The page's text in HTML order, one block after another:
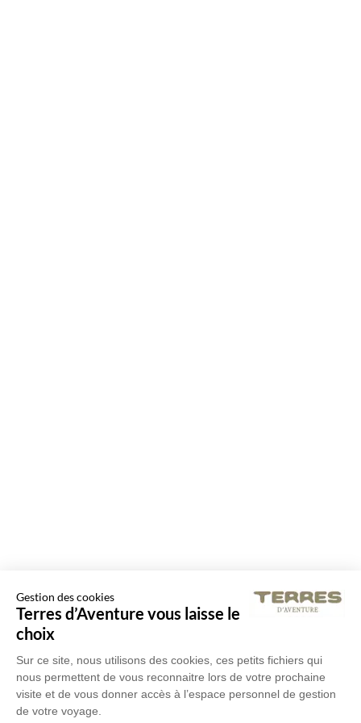
Gestion des cookies
Terres d’Aventure vous laisse le
choix
Sur ce site, nous utilisons des cookies, ces petits fichiers qui
nous permettent de vous reconnaitre lors de votre prochaine
visite et de vous donner accès à l’espace personnel de gestion
de votre voyage.